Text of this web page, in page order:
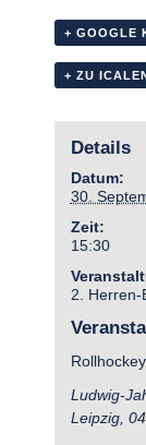
+ GOOGLE
+ ZU
Details
Datum:
30.
Zeit:
15:30
2. Herren-
Ludwig-
Leipzig,